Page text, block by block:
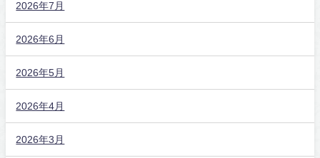
2026年7月
2026年6月
2026年5月
2026年4月
2026年3月